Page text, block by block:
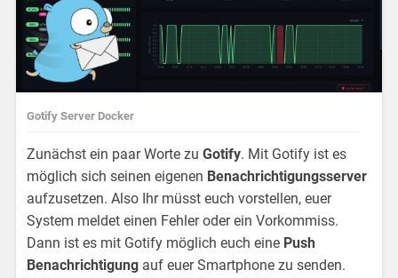
Gotify Server Docker
Zunächst ein paar Worte zuGotify. Mit Gotify ist es
möglich sich seinen eigenen Benachrichtigungsserver
aufzusetzen. Also Ihr müsst euch vorstellen, euer
System meldet einen Fehler oder ein Vorkommiss.
Dann ist es mit Gotify möglich euch eine Push
Benachrichtigung auf euer Smartphone zu senden.